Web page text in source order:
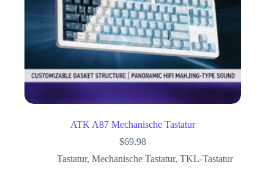
ATK A87 Mechanische Tastatur
$69.98
Tastatur,Mechanische Tastatur,TKL-Tastatur